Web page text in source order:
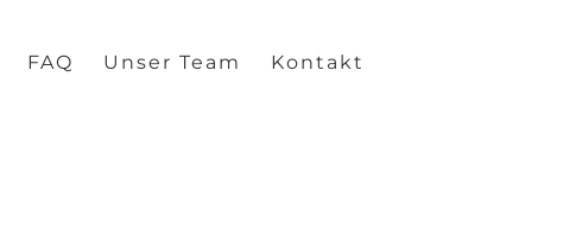
FAQ Unser Team Kontakt